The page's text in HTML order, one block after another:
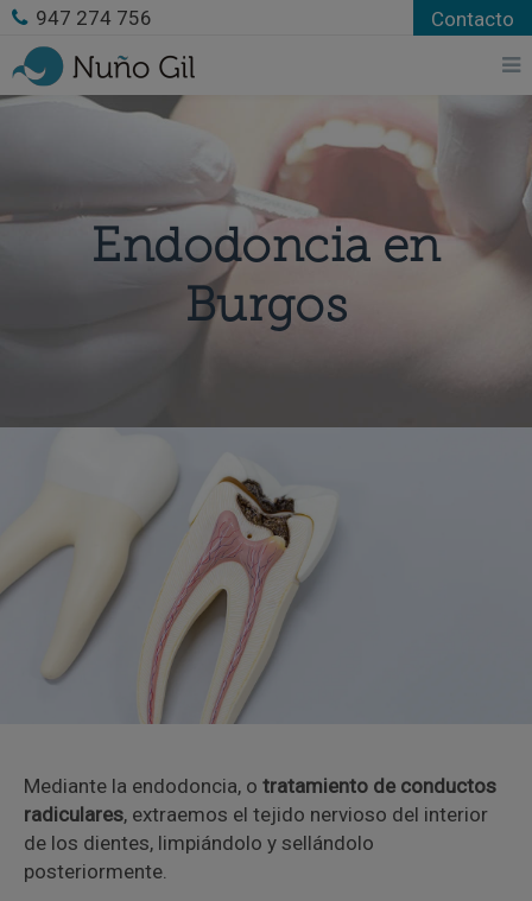
Endodoncia en
Burgos
Mediante la endodoncia, o tratamiento de conductos
radiculares, extraemos el tejido nervioso del interior
de los dientes, limpiándolo y sellándolo
posteriormente.
947 274 756 Contacto